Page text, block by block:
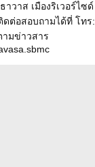
วาส เมืองริเวอร์ไซด์
ดต่อสอบถามได้ที่ โทร:
ามข่าวสาร